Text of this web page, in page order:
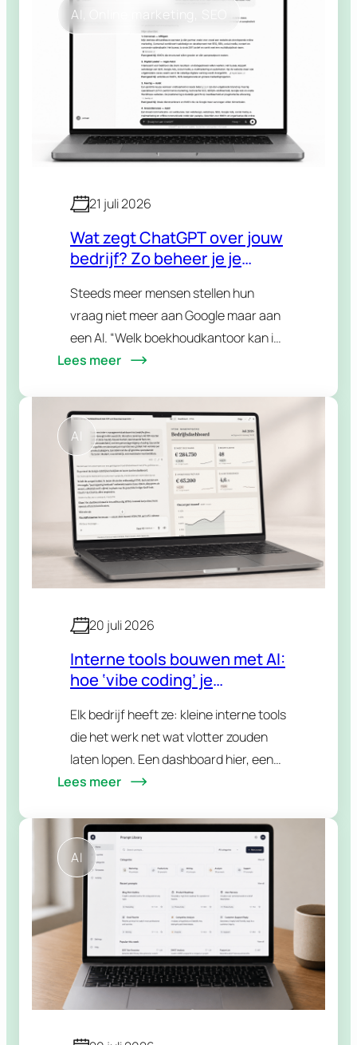
AI Online marketing
21 juli 2026
Wat zegt ChatGPT over jouw
bedrijf? Zo beheer je je
Steeds meer mensen stellen hun
vraag niet meer aan Google maar aan
een AI. “Welk boekhoudkantoor kan ik
aanraden in mijn regio?” “Is dat merk
Lees meer
AI
20 juli 2026
Interne tools bouwen met AI:
hoe ‘vibe coding’ je
Elk bedrijf heeft ze: kleine interne tools
die het werk net wat vlotter zouden
laten lopen. Een dashboard hier, een
slim formulier daar, een tool die wat
voor…
Lees meer
AI